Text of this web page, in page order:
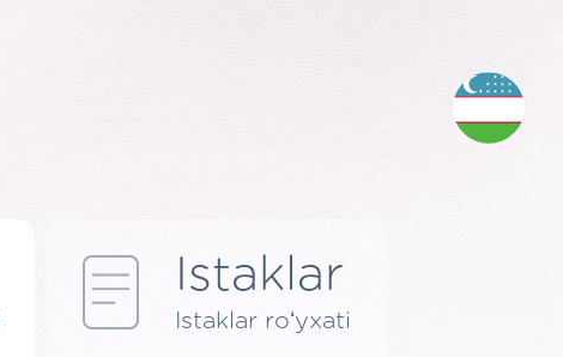
Istaklar
Istaklar roʻyxati